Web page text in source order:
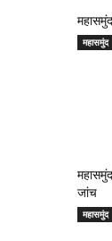
महासमुंद
जांच
महासमुंद